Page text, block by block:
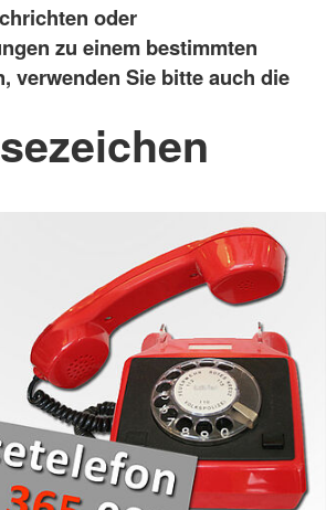
oder
zu einem bestimmten
verwenden Sie bitte auch die